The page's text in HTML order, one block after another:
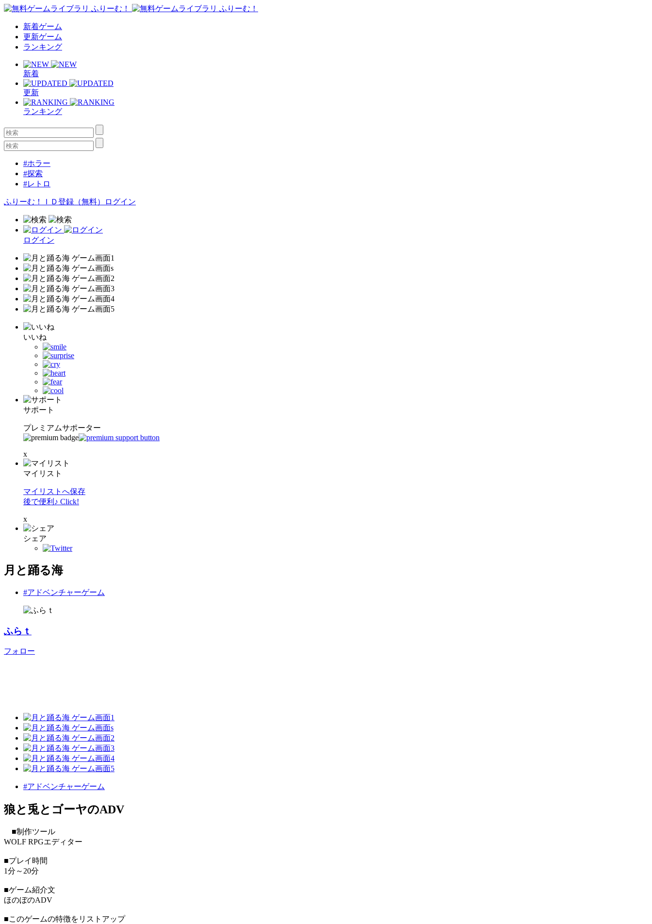
新着ゲーム
更新ゲーム
ランキング
新着
更新
ランキング
#ホラー
#探索
#レトロ
ふりーむ！ＩＤ登録（無料） ログイン
ログイン
いいね
サポート
プレミアムサポーター
x
マイリスト
マイリストへ保存
後で便利♪ Click!
x
シェア
月と踊る海
#アドベンチャーゲーム
ふらｔ
フォロー
#アドベンチャーゲーム
狼と兎とゴーヤのADV
■制作ツール
WOLF RPGエディター
■プレイ時間
1分～20分
■ゲーム紹介文
ほのぼのADV
■このゲームの特徴をリストアップ